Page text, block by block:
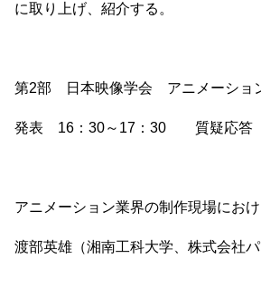
に取り上げ、紹介する。
第2部 日本映像学会 アニメーショ
発表 16：30～17：30 質疑応答
アニメーション業界の制作現場にお
渡部英雄（湘南工科大学、株式会社パ